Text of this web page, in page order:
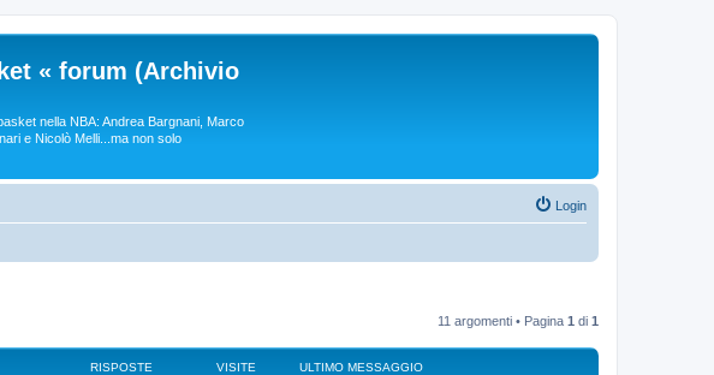
« forum (Archivio
nella NBA: Andrea Bargnani, Marco
e Nicolò Melli...ma non solo
Login
11 argomenti • Pagina 1 di 1
RISPOSTE VISITE ULTIMO MESSAGGIO